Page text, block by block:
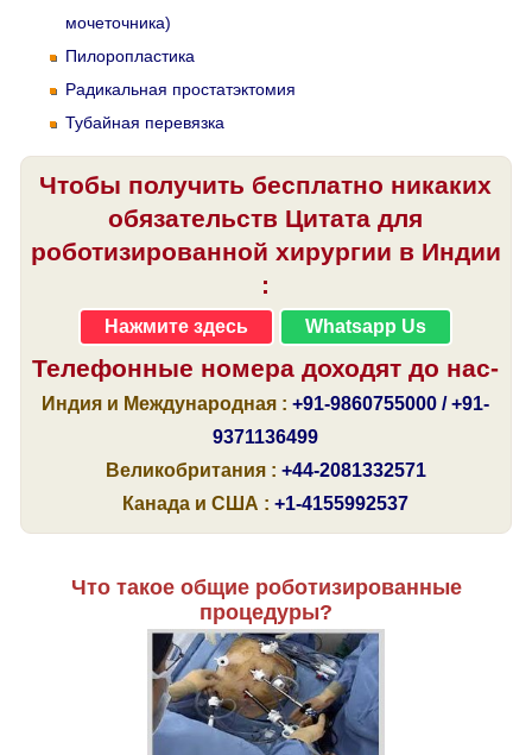
мочеточника)
Пилоропластика
Радикальная простатэктомия
Тубайная перевязка
Чтобы получить бесплатно никаких
обязательств Цитата для
роботизированной хирургии в Индии
:
Нажмите здесь Whatsapp Us
Телефонные номера доходят до нас-
Индия и Международная : +91-9860755000 / +91-
9371136499
Великобритания : +44-2081332571
Канада и США : +1-4155992537
Что такое общие роботизированные
процедуры?